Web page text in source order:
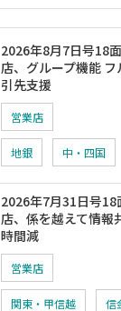
2026年8月7日号18
店、グループ機能
引先支援
営業店
地銀 中・四国
2026年7月31日号
店、係を越えて情報
時間減
営業店
関東・甲信越 信